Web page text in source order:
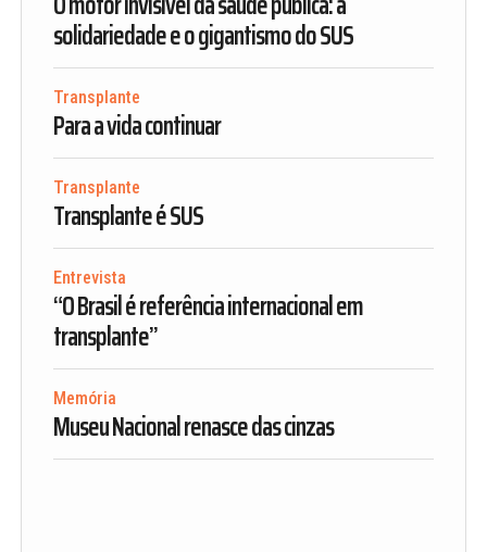
solidariedade e o gigantismo do SUS
Transplante
Para a vida continuar
Transplante
Transplante é SUS
Entrevista
“O Brasil é referência internacional em
transplante”
Memória
Museu Nacional renasce das cinzas